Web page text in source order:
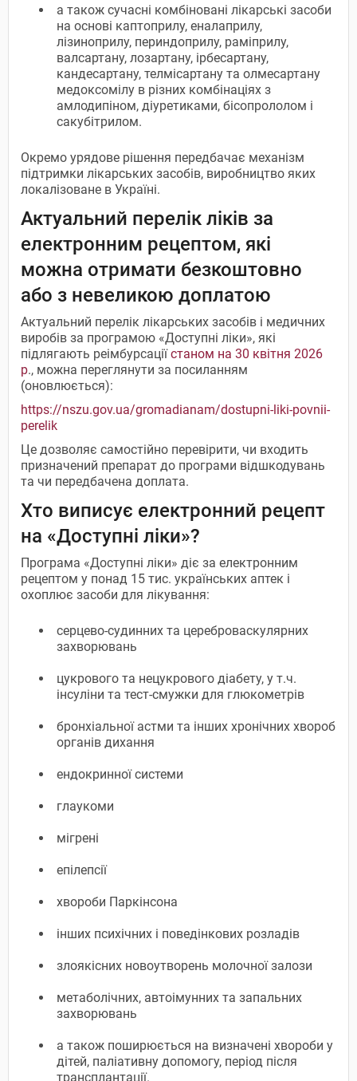
а також сучасні комбіновані лікарські засоби
на основі каптоприлу, еналаприлу,
лізиноприлу, периндоприлу, раміприлу,
валсартану, лозартану, ірбесартану,
кандесартану, телмісартану та олмесартану
медоксомілу в різних комбінаціях з
амлодипіном, діуретиками, бісопрололом і
сакубітрилом.
Окремо урядове рішення передбачає механізм
підтримки лікарських засобів, виробництво яких
локалізоване в Україні.
Актуальний перелік ліків за
електронним рецептом, які
можна отримати безкоштовно
або з невеликою доплатою
Актуальний перелік лікарських засобів і медичних
виробів за програмою «Доступні ліки», які
підлягають реімбурсаціїстаном на 30 квітня 2026
р., можна переглянути за посиланням
(оновлюється):
https://nszu.gov.ua/gromadianam/dostupni-liki-povnii-
perelik
Це дозволяє самостійно перевірити, чи входить
призначений препарат до програми відшкодувань
та чи передбачена доплата.
Хто виписує електронний рецепт
на «Доступні ліки»?
Програма «Доступні ліки» діє за електронним
рецептом у понад 15 тис. українських аптек і
охоплює засоби для лікування:
серцево-судинних та цереброваскулярних
захворювань
цукрового та нецукрового діабету, у т.ч.
інсуліни та тест-смужки для глюкометрів
бронхіальної астми та інших хронічних хвороб
органів дихання
ендокринної системи
глаукоми
мігрені
епілепсії
хвороби Паркінсона
інших психічних і поведінкових розладів
злоякісних новоутворень молочної залози
метаболічних, автоімунних та запальних
захворювань
а також поширюється на визначені хвороби у
дітей, паліативну допомогу, період після
трансплантації.